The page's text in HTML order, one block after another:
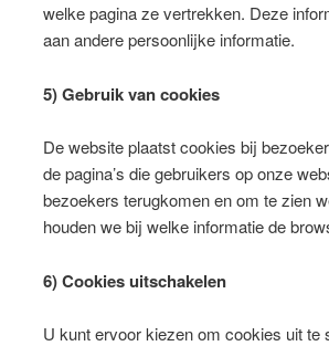
welke pagina ze vertrekken. Deze
aan andere persoonlijke informatie.
5) Gebruik van cookies
De website plaatst cookies bij
de pagina’s die gebruikers op onze
bezoekers terugkomen en om te zien
houden we bij welke informatie de
6) Cookies uitschakelen
U kunt ervoor kiezen om cookies uit